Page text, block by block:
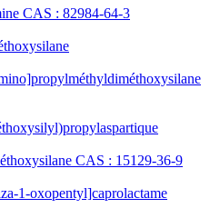
CAS : 82984-64-3
CAS : 15129-36-9
1-oxopentyl]caprolactame